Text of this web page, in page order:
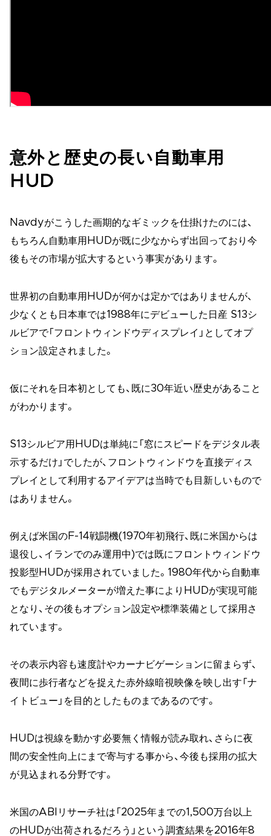
意外と歴史の長い自動車用
HUD
Navdyがこうした画期的なギミックを仕掛けたのには、
もちろん自動車用HUDが既に少なからず出回っており今
後もその市場が拡大するという事実があります。
世界初の自動車用HUDが何かは定かではありませんが、
少なくとも日本車では1988年にデビューした日産 S13シ
ルビアで「フロントウィンドウディスプレイ」としてオプ
ション設定されました。
仮にそれを日本初としても、既に30年近い歴史があること
がわかります。
S13シルビア用HUDは単純に「窓にスピードをデジタル表
示するだけ」でしたが、フロントウィンドウを直接ディス
プレイとして利用するアイデアは当時でも目新しいもので
はありません。
例えば米国のF-14戦闘機(1970年初飛行、既に米国からは
退役し、イランでのみ運用中)では既にフロントウィンドウ
投影型HUDが採用されていました。1980年代から自動車
でもデジタルメーターが増えた事によりHUDが実現可能
となり、その後もオプション設定や標準装備として採用さ
れています。
その表示内容も速度計やカーナビゲーションに留まらず、
夜間に歩行者などを捉えた赤外線暗視映像を映し出す「ナ
イトビュー」を目的としたものまであるのです。
HUDは視線を動かす必要無く情報が読み取れ、さらに夜
間の安全性向上にまで寄与する事から、今後も採用の拡大
が見込まれる分野です。
米国のABIリサーチ社は「2025年までの1,500万台以上
のHUDが出荷されるだろう」という調査結果を2016年8